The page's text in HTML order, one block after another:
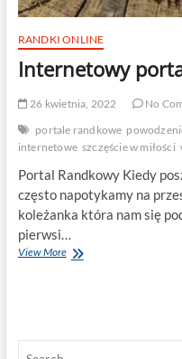
RANDKI ONLINE
Internetowy
26 kwietnia, 2022
No
portale randkowe
internetowe szczęście w miłości
Portal Randkowy Kiedy
często napotykamy na
koleżanka która nam się
pierwsi…
View MoreInternetowy